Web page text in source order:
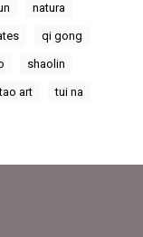
natura
qi gong
shaolin
tao art tui na